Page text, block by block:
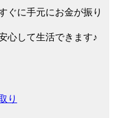
ぐに手元にお金が振り
心して生活できます♪
り